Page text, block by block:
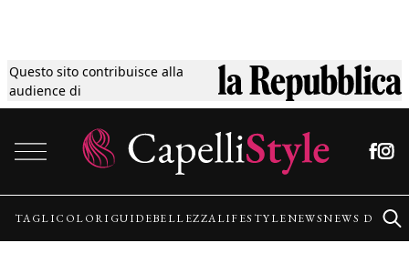
Questo sito contribuisce alla
audience di
Tagli
Colori
Guide
TAGLICOLORI GUIDEBELLEZZALIFESTYLENEWSNEWS